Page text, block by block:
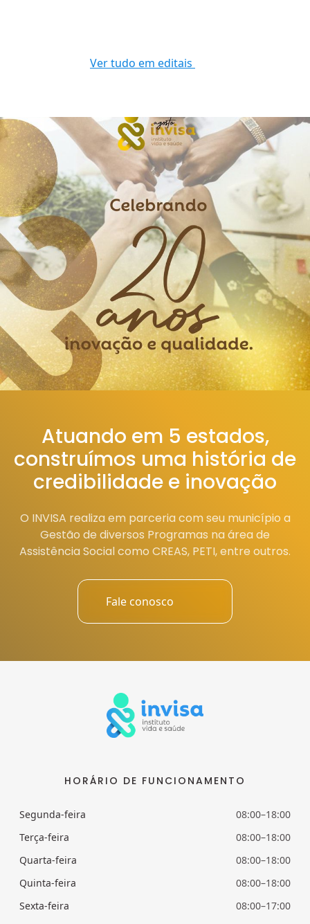
Ver tudo em editais
Atuando em 5 estados,
construímos uma história de
credibilidade e inovação
O INVISA realiza em parceria com seu município a
Gestão de diversos Programas na área de
Assistência Social como CREAS, PETI, entre outros.
Fale conosco
HORÁRIO DE FUNCIONAMENTO
Segunda-feira
08:00–18:00
Terça-feira
08:00–18:00
Quarta-feira
08:00–18:00
Quinta-feira
08:00–18:00
Sexta-feira
08:00–17:00